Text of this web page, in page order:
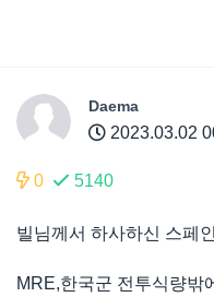
Daema
2023.03.02
0 5140
빌님께서 하사하신 스페
MRE,한국군 전투식량밖